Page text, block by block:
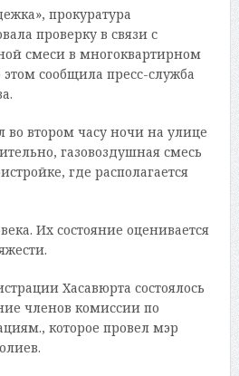
прокуратура
проверку в связи с
смеси в многоквартирном
сообщила пресс-служба
втором часу ночи на улице
газовоздушная смесь
где располагается
Их состояние оценивается
Хасавюрта состоялось
членов комиссии по
которое провел мэр